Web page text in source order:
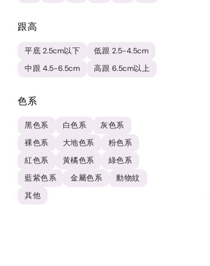
跟高
平底 2.5cm以下
低跟 2.5-4.5cm
中跟 4.5-6.5cm
高跟 6.5cm以上
色系
黑色系 白色系
灰色系
裸色系
大地色系
粉色系
紅色系
黃橘色系
綠色系
藍紫色系
金屬色系
動物紋
其他